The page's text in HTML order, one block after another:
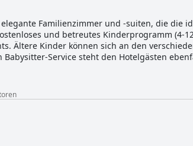
elegante Familienzimmer und -suiten, die die
und betreutes Kinderprogramm (4-
Ältere Kinder können sich an den
Service steht den Hotelgästen